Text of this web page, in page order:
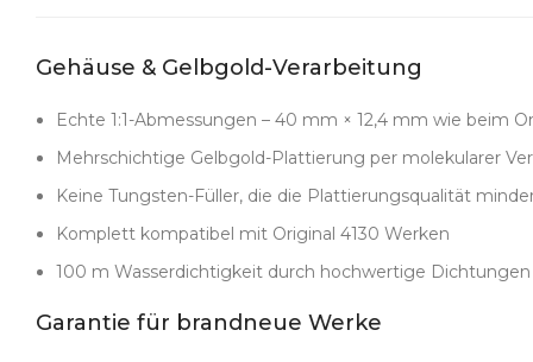
Die Gehäusebearbeitungzeigt dieselbe Disziplin. Clean
ausgerichtet sind.
Garantie für brandneue Werke:Jede Uhr enthält
ohne steif zu wirken. Die Gelbgold-Faltschließe rastet
Starten Sie den Chronographen und sehen Sie den
Rückstellen springt er exakt auf Null. Diese Präzision ist
Gehäuse & Gelbgold-Verarbeitung
Echte 1:1-Abmessungen – 40 mm × 12,4 mm wie beim
Mehrschichtige Gelbgold-Plattierung per molekularer
Keine Tungsten-Füller, die die Plattierungsqualität
Komplett kompatibel mit Original 4130 Werken
100 m Wasserdichtigkeit durch hochwertige Dichtungen
Garantie für brandneue Werke